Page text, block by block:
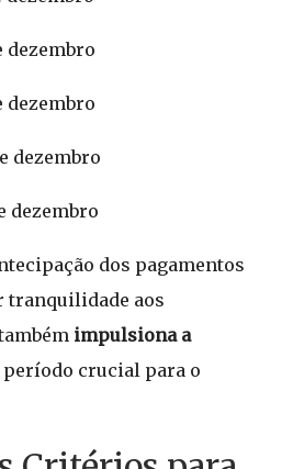
dezembro
dezembro
dezembro
dezembro
dos pagamentos
tranquilidade aos
impulsiona a
período crucial para o